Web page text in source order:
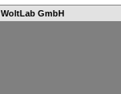
WoltLab GmbH